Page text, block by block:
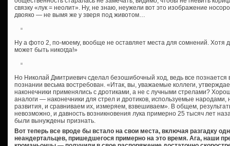
связку «лук = неолит». Ну, не знаю, неужели вот это изображение
двояко — не вымя же у зверя под животом…
Ну а фото 2, по-моему, вообще не оставляет места для сомнений. Хотя
может быть никогда!»
Но Николай Дмитриевич сделал безошибочный ход, ведь все познается
познании весьма востребован. «Итак, вы, уважаемые коллеги,
наконечники применялись с дротиками, а не с лучными стрелами?
аналоги — наконечники для стрел и дротиков, используемые
развития, и сравниваем их, измеряем, взвешиваем». В общем,
невозможно, и давность возникновения лука примерно 25 тысяч лет
были вынуждены признать.
Вот теперь все вроде бы встало на свои места, включая разгадку
неандертальцев, пришедшегося примерно на это время. Ага, наши